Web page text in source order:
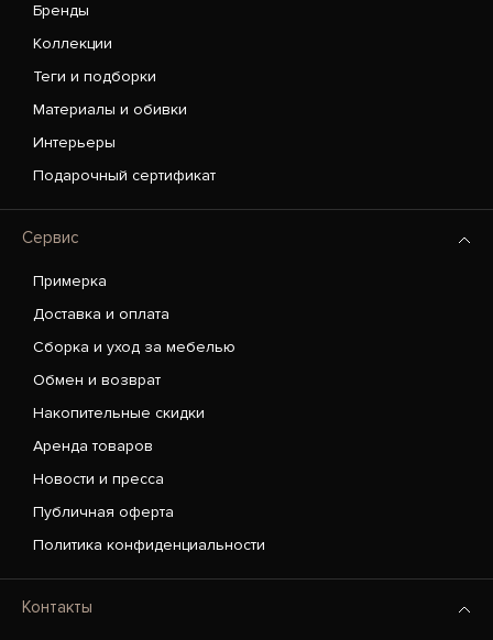
Бренды
Коллекции
Теги и подборки
Материалы и обивки
Интерьеры
Подарочный сертификат
Сервис
Примерка
Доставка и оплата
Сборка и уход за мебелью
Обмен и возврат
Накопительные скидки
Аренда товаров
Новости и пресса
Публичная оферта
Политика конфиденциальности
Контакты